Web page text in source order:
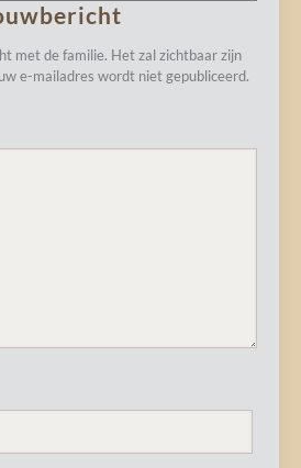
met de familie. Het zal zichtbaar zijn
e-mailadres wordt niet gepubliceerd.